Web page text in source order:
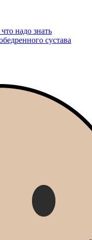
надо знать
сустава